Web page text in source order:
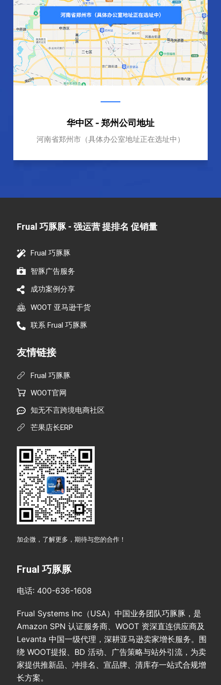
华中区 - 郑州公司地址
河南省郑州市（具体办公室地址正在选址中）
Frual 巧豚豚 - 强运营 提排名 促销量​
Frual 巧豚豚
智豚广告服务
成功案例分享
WOOT 亚马逊干货
联系 Frual 巧豚豚
友情链接
Frual 巧豚豚
WOOT官网
知无不言跨境电商社区
芒果店长ERP
加企微，了解更多，期待与您的合作！
Frual 巧豚豚
电话: 400-636-1608
Frual Systems Inc（USA）中国业务团队巧豚豚，是
Amazon SPN 认证服务商、WOOT 资深直连供应商及
Levanta 中国一级代理，深耕亚马逊卖家增长服务。围
绕 WOOT提报、BD 活动、广告策略与站外引流，为卖
家提供推新品、冲排名、宣品牌、清库存一站式合规增
长方案。